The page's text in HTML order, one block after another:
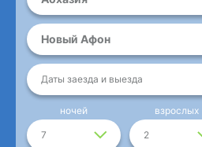
Новый Афон
Даты заезда и выезда
7
ночей
2
взрослых